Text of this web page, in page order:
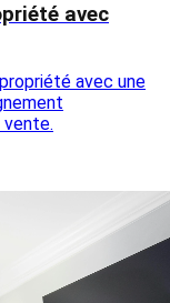
avec
avec une